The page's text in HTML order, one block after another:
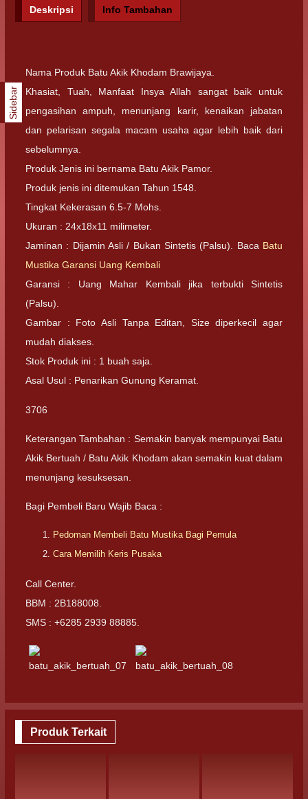
Deskripsi Info Tambahan
Nama Produk Batu Akik Khodam Brawijaya.
Khasiat, Tuah, Manfaat Insya Allah sangat baik untuk
pengasihan ampuh, menunjang karir, kenaikan jabatan
dan pelarisan segala macam usaha agar lebih baik dari
sebelumnya.
Produk Jenis ini bernama Batu Akik Pamor.
Produk jenis ini ditemukan Tahun 1548.
Tingkat Kekerasan 6.5-7 Mohs.
Ukuran : 24x18x11 milimeter.
Jaminan : Dijamin Asli / Bukan Sintetis (Palsu). Baca Batu
Mustika Garansi Uang Kembali
Garansi : Uang Mahar Kembali jika terbukti Sintetis
(Palsu).
Gambar : Foto Asli Tanpa Editan, Size diperkecil agar
mudah diakses.
Stok Produk ini : 1 buah saja.
Asal Usul : Penarikan Gunung Keramat.
3706
Keterangan Tambahan : Semakin banyak mempunyai Batu
Akik Bertuah / Batu Akik Khodam akan semakin kuat dalam
menunjang kesuksesan.
Bagi Pembeli Baru Wajib Baca :
Pedoman Membeli Batu Mustika Bagi Pemula
Cara Memilih Keris Pusaka
Call Center.
BBM : 2B188008.
SMS : +6285 2939 88885.
Produk Terkait
Sidebar